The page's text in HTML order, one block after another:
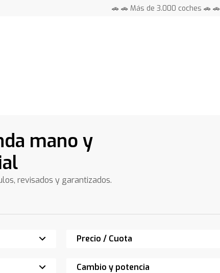
🚗 🚗 Más de 3.000 coches 🚗 🚗
mano y
revisados y garantizados.
Precio / Cuota
Cambio y potencia